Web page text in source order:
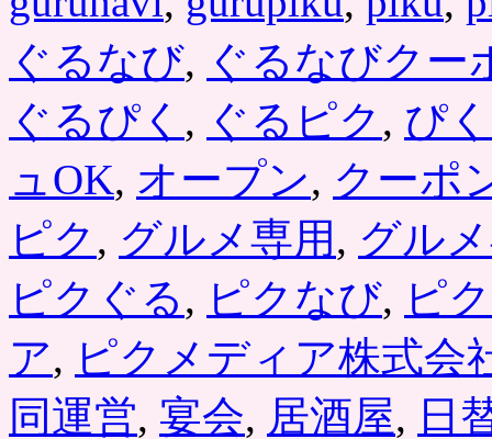
ぐるなび, ぐるなびクー
ぐるぴく , ぐるピク , ぴ
ュOK, オープン, クーポ
ピク , グルメ専用 , グル
ピクぐる, ピクなび, ピ
ア, ピクメディア株式会
同運営, 宴会, 居酒屋, 日